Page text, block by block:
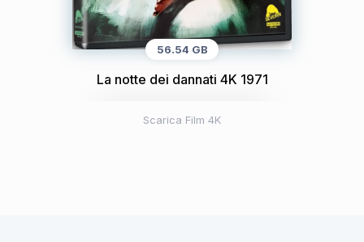
56.54 GB
La notte dei dannati 4K 1971
Scarica Film 4K